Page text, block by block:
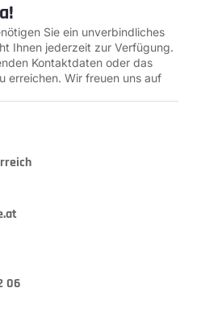
Sie ein unverbindliches
Ihnen jederzeit zur Verfügung.
Kontaktdaten oder das
erreichen. Wir freuen uns auf
06